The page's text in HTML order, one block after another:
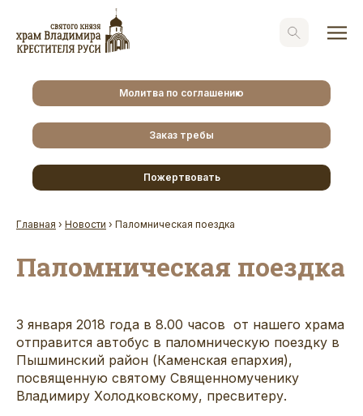
Молитва по соглашению
Заказ требы
Пожертвовать
Главная › Новости › Паломническая поездка
Паломническая поездка
3 января 2018 года в 8.00 часов от нашего храма
отправится автобус в паломническую поездку в
Пышминский район (Каменская епархия),
посвященную святому Священномученику
Владимиру Холодковскому, пресвитеру.